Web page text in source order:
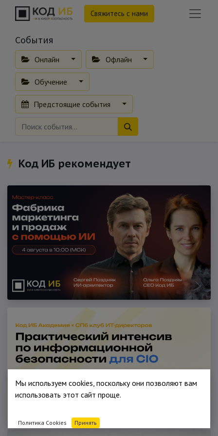
Свяжитесь с нами
События
Онлайн Офлайн
Обучение
Предстоящие события
Код ИБ рекомендует
Мы используем cookies, поскольку они позволяют вам
использовать этот сайт проще.
Политика Cookies Принять